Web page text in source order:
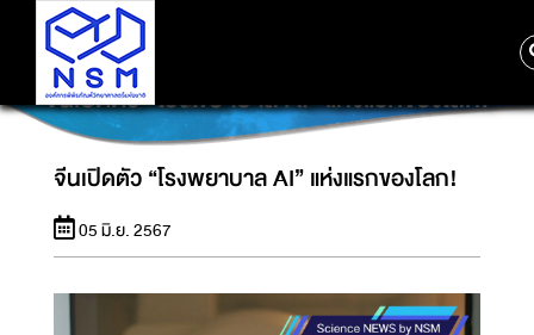
จีนเปิดตัว “โรงพยาบาล AI” แห่งแรกของโลก!
จีนเปิดตัว “โรงพยาบาล AI” แห่งแรกของโลก!
05 มิ.ย. 2567